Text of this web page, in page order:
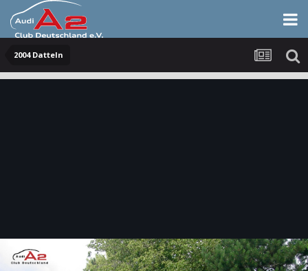
2004 Datteln